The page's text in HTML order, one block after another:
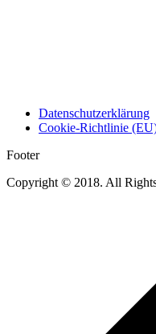
Datenschutzerklärung
Cookie-Richtlinie
Footer
Copyright © 2018. All